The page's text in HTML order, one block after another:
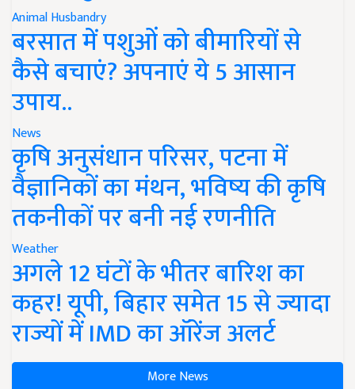
Animal Husbandry
बरसात में पशुओं को बीमारियों से
कैसे बचाएं? अपनाएं ये 5 आसान
उपाय..
News
कृषि अनुसंधान परिसर, पटना में
वैज्ञानिकों का मंथन, भविष्य की कृषि
तकनीकों पर बनी नई रणनीति
Weather
अगले 12 घंटों के भीतर बारिश का
कहर! यूपी, बिहार समेत 15 से ज्यादा
राज्यों में IMD का ऑरेंज अलर्ट
More News